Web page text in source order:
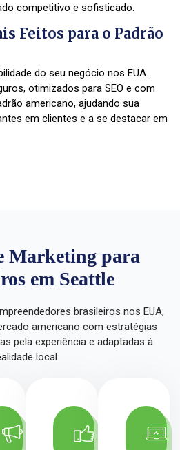
competitivo e sofisticado.
Feitos para o Padrão
do seu negócio nos EUA.
otimizados para SEO e com
americano, ajudando sua
em clientes e a se destacar em
Marketing para
em Seattle
brasileiros nos EUA,
americano com estratégias
pela experiência e adaptadas à
local.